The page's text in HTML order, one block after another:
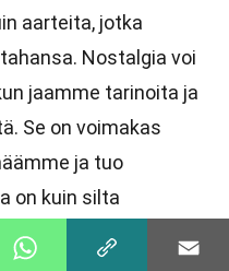
aarteita, jotka
Nostalgia voi
jaamme tarinoita ja
Se on voimakas
ja tuo
on kuin silta
välillä, joka auttaa